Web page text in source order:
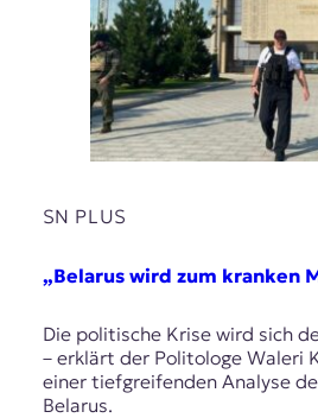
SN PLUS
„Belarus wird zum kranken
Die politische Krise wird sich
– erklärt der Politologe Waleri
einer tiefgreifenden Analyse
Belarus.